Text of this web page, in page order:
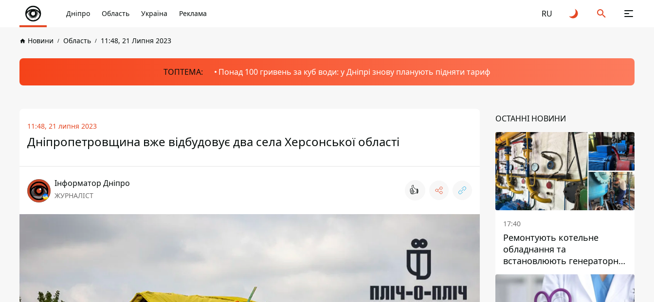
Дніпро Область Україна Реклама RU
Новини Область 11:48, 21 Липня 2023
ТОПТЕМА: Понад 100 гривень за куб води: у Дніпрі знову планують підняти тариф
11:48, 21 липня 2023
Дніпропетровщина вже відбудовує два села Херсонської області
Інформатор Дніпро
ЖУРНАЛІСТ 👍
ОСТАННІ НОВИНИ
17:40
Ремонтують котельне
обладнання та
встановлюють генераторні
установки: як у Дніпрі
готуються до
опалювального сезону